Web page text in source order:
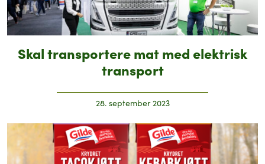
Skal transportere mat med elektrisk
transport
28. september 2023